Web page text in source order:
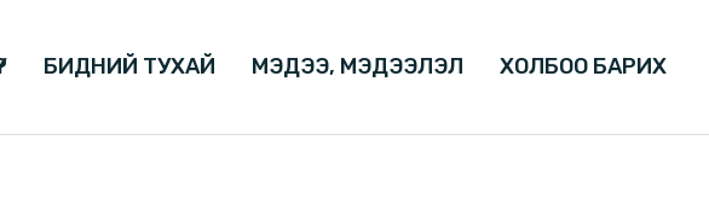
БИДНИЙ ТУХАЙ МЭДЭЭ, МЭДЭЭЛЭЛ ХОЛБОО БАРИХ